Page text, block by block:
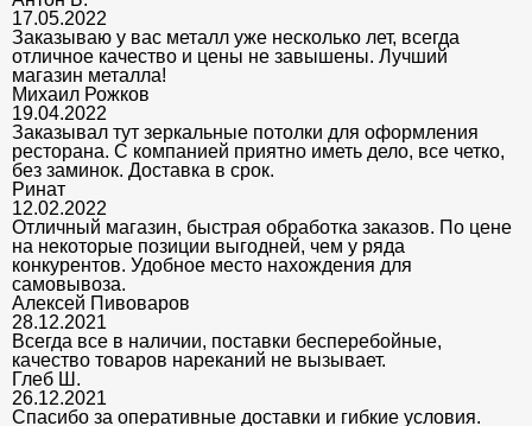
17.05.2022
Заказываю у вас металл уже несколько лет, всегда
отличное качество и цены не завышены. Лучший
магазин металла!
Михаил Рожков
19.04.2022
Заказывал тут зеркальные потолки для оформления
ресторана. С компанией приятно иметь дело, все четко,
без заминок. Доставка в срок.
Ринат
12.02.2022
Отличный магазин, быстрая обработка заказов. По цене
на некоторые позиции выгодней, чем у ряда
конкурентов. Удобное место нахождения для
самовывоза.
Алексей Пивоваров
28.12.2021
Всегда все в наличии, поставки бесперебойные,
качество товаров нареканий не вызывает.
Глеб Ш.
26.12.2021
Спасибо за оперативные доставки и гибкие условия.